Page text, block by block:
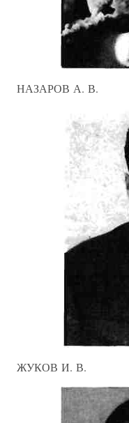
НАЗАРОВ А. В.
ЖУКОВ И. В.